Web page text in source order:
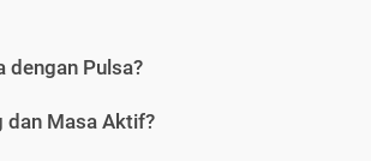
dengan Pulsa?
dan Masa Aktif?